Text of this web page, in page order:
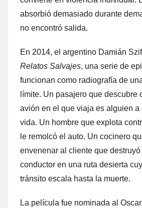
absorbió demasiado durante
no encontró salida.
En 2014, el argentino Damián
Relatos Salvajes, una serie de
funcionan como radiografía de
límite. Un pasajero que descubre
avión en el que viaja es alguien
vida. Un hombre que explota
le remolcó el auto. Un cocinero
envenenar al cliente que
conductor en una ruta desierta
tránsito escala hasta la muerte.
La película fue nominada al